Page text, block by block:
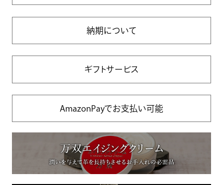
納期について
ギフトサービス
AmazonPayでお支払い可能